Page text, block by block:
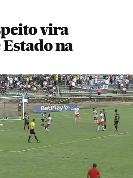
vira
na